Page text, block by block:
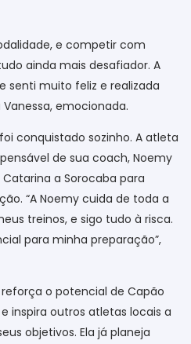
e competir com
ainda mais desafiador. A
senti muito feliz e realizada
emocionada.
conquistado sozinho. A atleta
de sua coach, Noemy
a Sorocaba para
“A Noemy cuida de toda a
treinos, e sigo tudo à risca.
para minha preparação”,
o potencial de Capão
inspira outros atletas locais a
objetivos. Ela já planeja